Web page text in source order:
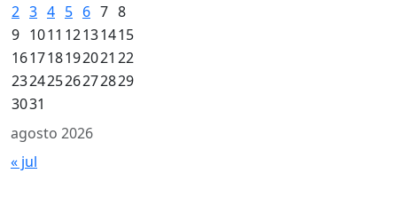
agosto 2026
2 3 4 5 6 7 8
9 1011 12131415
161718192021 22
23242526272829
3031
« jul